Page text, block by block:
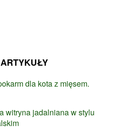
dla kota z mięsem.
witryna jadalniana w stylu